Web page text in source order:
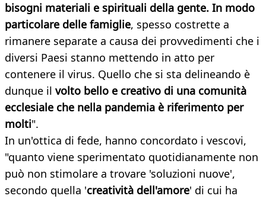
bisogni materiali e spirituali della gente. In modo
particolare delle famiglie, spesso costrette a
rimanere separate a causa dei provvedimenti che i
diversi Paesi stanno mettendo in atto per
contenere il virus. Quello che si sta delineando è
dunque il volto bello e creativo di una comunità
ecclesiale che nella pandemia è riferimento per
molti".
In un'ottica di fede, hanno concordato i vescovi,
"quanto viene sperimentato quotidianamente non
può non stimolare a trovare 'soluzioni nuove',
secondo quella 'creatività dell'amore' di cui ha